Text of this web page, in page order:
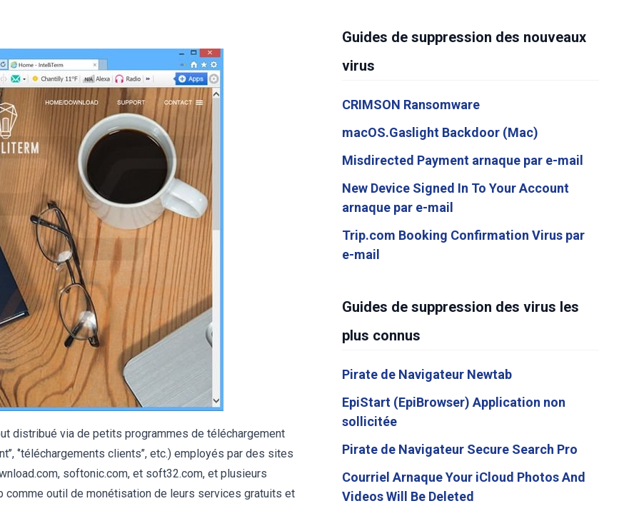
distribué via de petits programmes de téléchargement
‘’téléchargements clients’’, etc.) employés par des sites
softonic.com, et soft32.com, et plusieurs
outil de monétisation de leurs services gratuits et
Guides de suppression des nouveaux
virus
CRIMSON Ransomware
macOS.Gaslight Backdoor (Mac)
Misdirected Payment arnaque par e-mail
New Device Signed In To Your Account
arnaque par e-mail
Trip.com Booking Confirmation Virus par
e-mail
Guides de suppression des virus les
plus connus
Pirate de Navigateur Newtab
EpiStart (EpiBrowser) Application non
sollicitée
Pirate de Navigateur Secure Search Pro
Courriel Arnaque Your iCloud Photos And
Videos Will Be Deleted